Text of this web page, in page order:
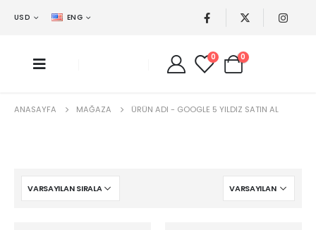
USD ENG
0 0
ANASAYFA MAĞAZA ÜRÜN ADI - GOOGLE 5 YILDIZ SATIN AL